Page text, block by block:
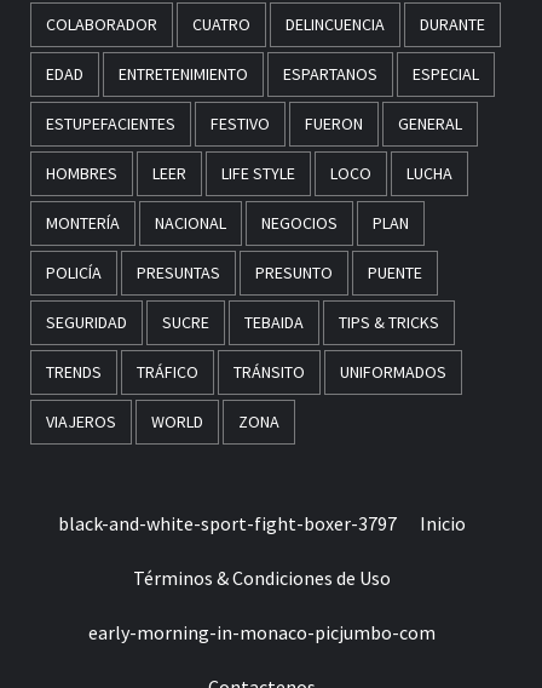
COLABORADOR CUATRO DELINCUENCIA DURANTE
EDAD ENTRETENIMIENTO ESPARTANOS ESPECIAL
ESTUPEFACIENTES FESTIVO FUERON GENERAL
HOMBRES LEER LIFE STYLE LOCO LUCHA
MONTERÍA NACIONAL NEGOCIOS PLAN
POLICÍA PRESUNTAS PRESUNTO PUENTE
SEGURIDAD SUCRE TEBAIDA TIPS & TRICKS
TRENDS TRÁFICO TRÁNSITO UNIFORMADOS
VIAJEROS WORLD ZONA
black-and-white-sport-fight-boxer-3797 Inicio
Términos & Condiciones de Uso
early-morning-in-monaco-picjumbo-com